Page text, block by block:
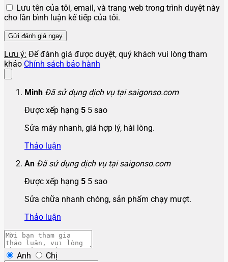
Lưu tên của tôi, email, và trang web trong trình duyệt này
cho lần bình luận kế tiếp của tôi.
Lưu ý: Để đánh giá được duyệt, quý khách vui lòng tham
khảo Chính sách bảo hành
Minh Đã sử dụng dịch vụ tại saigonso.com
Được xếp hạng 5 5 sao
Sửa máy nhanh, giá hợp lý, hài lòng.
Thảo luận
An Đã sử dụng dịch vụ tại saigonso.com
Được xếp hạng 5 5 sao
Sửa chữa nhanh chóng, sản phẩm chạy mượt.
Thảo luận
Anh Chị